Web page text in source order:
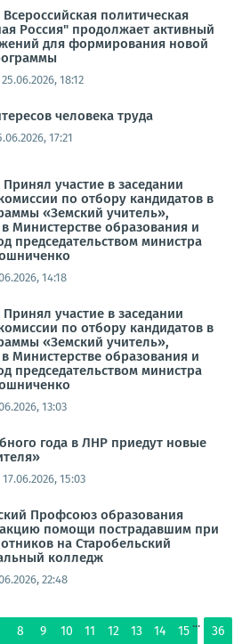
политическая
Россия" продолжает активный
для формирования новой
25.06.2026, 18:12
человека труда
17:21
участие в заседании
по отбору кандидатов в
«Земский учитель»,
Министерстве образования и
председательством министра
14:18
участие в заседании
по отбору кандидатов в
«Земский учитель»,
Министерстве образования и
председательством министра
13:03
года в ЛНР приедут новые
17.06.2026, 15:03
Профсоюз образования
помощи пострадавшим при
на Старобельский
колледж
22:48
8 9 10 11 12 13 14 15
...
36